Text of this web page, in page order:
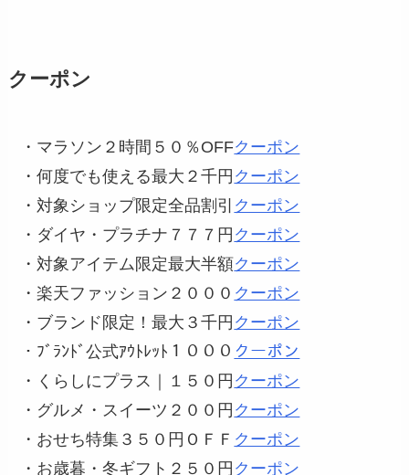
クーポン
・マラソン２時間５０％OFFクーポン
・何度でも使える最大２千円 クーポン
・対象ショップ限定全品割引 クーポン
・ダイヤ・プラチナ７７７円 クーポン
・対象アイテム限定最大半額クーポン
・楽天ファッション２０００ クーポン
・ブランド限定！最大３千円 クーポン
・ﾌﾞﾗﾝﾄﾞ公式ｱｳﾄﾚｯﾄ１０００ クーポン
・くらしにプラス｜１５０円 クーポン
・グルメ・スイーツ２００円 クーポン
・おせち特集３５０円ＯＦＦ クーポン
・お歳暮・冬ギフト２５０円 クーポン